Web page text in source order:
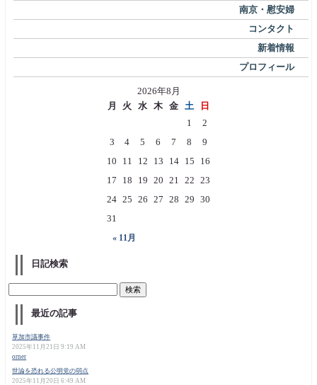
南京・慰安婦
コンタクト
新着情報
プロフィール
2026年8月
月
火 水 木 金 土 日
« 11月
1
2
3
4 5 6 7 8
9
10
11 12 13 14 15
16
17
18 19 20 21 22 23
24 25 26 27 28 29 30
31
日記検索
最近の記事
草加市議事件
2025年11月21日 9:19 AM
orner
世論を恐れる公明党の弱点
2025年11月20日 6:49 AM